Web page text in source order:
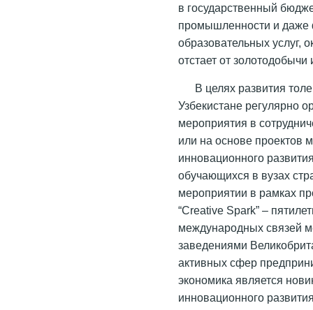
в государственный
промышленности и даже
образовательных услуг,
отстает от
В целях развития
Узбекистане регулярно
мероприятия в
или на основе проектов
инновационного
обучающихся в вузах
мероприятии в рамках
“Creative Spark” –
международных связей
заведениями
активных сфер
экономика является
инновационного